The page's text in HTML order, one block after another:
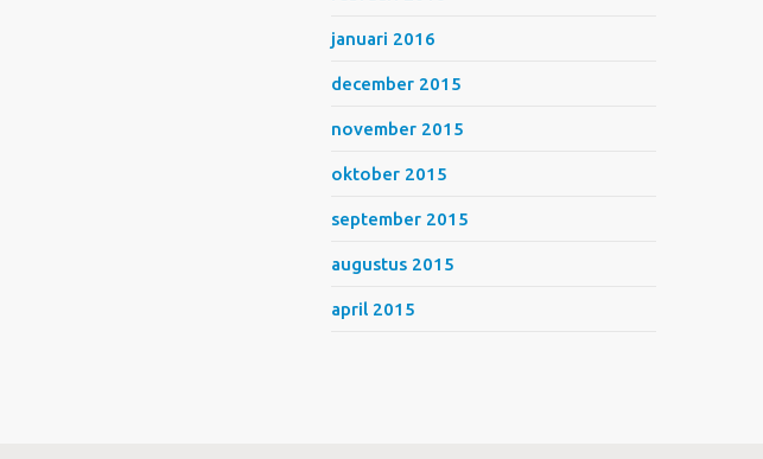
januari 2016
december 2015
november 2015
oktober 2015
september 2015
augustus 2015
april 2015